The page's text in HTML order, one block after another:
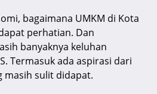
bagaimana UMKM di Kota
perhatian. Dan
banyaknya keluhan
Termasuk ada aspirasi dari
masih sulit didapat.